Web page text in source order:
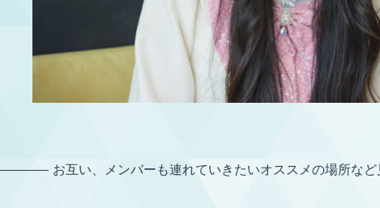
お互い、メンバーも連れていきたいオススメの場所など